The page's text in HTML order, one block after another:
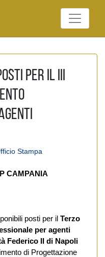
Federazione Italiana
per il III
Stampa
CAMPANIA
posti per il Terzo
per agenti
Federico II di Napoli
di Progettazione